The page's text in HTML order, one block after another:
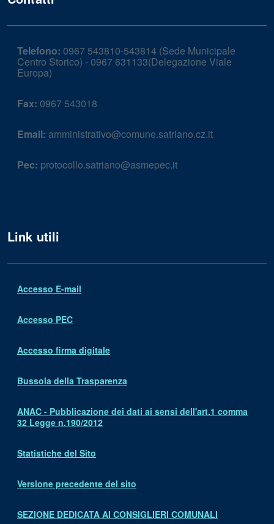
Telefono: 0967 543810-543814 (Sede Municipale
Centro Storico) - 0967 631133(Delegazione Viale
Europa)
Fax: 0967 543018
Email: amministrativo@comune.satriano.cz.it
Pec: protocollo.satriano@asmepec.it
Link utili
Accesso E-mail
Accesso PEC
Accesso firma digitale
Bussola della Trasparenza
ANAC - Pubblicazione dei dati ai sensi dell'art.1 comma
32 Legge n.190/2012
Statistiche del Sito
Versione precedente del sito
SEZIONE DEDICATA AI CONSIGLIERI COMUNALI